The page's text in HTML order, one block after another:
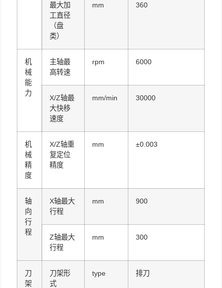
最大加
工直径
（盘
类）
mm 360
机
械
能
力
主轴最
高转速
rpm 6000
X/Z轴最
大快移
速度
mm/min 30000
机
械
精
度
X/Z轴重
复定位
精度
mm ±0.003
轴
向
行
程
X轴最大
行程
mm 900
Z轴最大
行程
mm 300
刀
架
刀架形
式
type 排刀